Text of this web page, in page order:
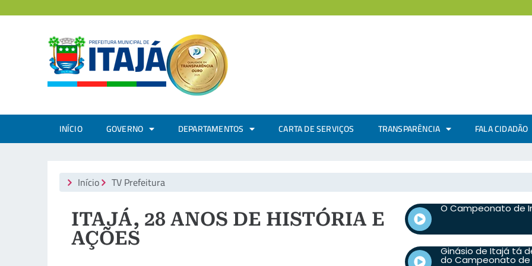
INÍCIO GOVERNO DEPARTAMENTOS CARTA DE SERVIÇOS TRANSPARÊNCIA FALA CIDADÃO
Início TV Prefeitura
ITAJÁ, 28 ANOS DE HISTÓRIA E
AÇÕES
O Campeonato de
Ginásio de Itajá tá
do Campeonato de